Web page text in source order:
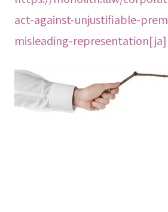
act-against-unjustifiable-
misleading-representation[ja]